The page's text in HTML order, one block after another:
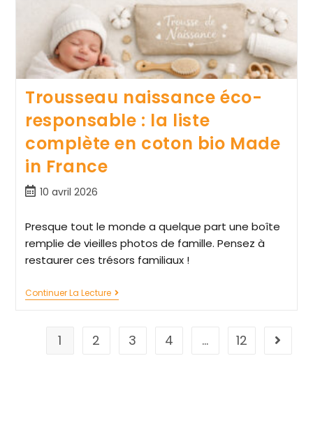
Trousseau naissance éco-
responsable : la liste
complète en coton bio Made
in France
10 avril 2026
Presque tout le monde a quelque part une boîte
remplie de vieilles photos de famille. Pensez à
restaurer ces trésors familiaux !
Continuer La Lecture
1 2 3 4 … 12